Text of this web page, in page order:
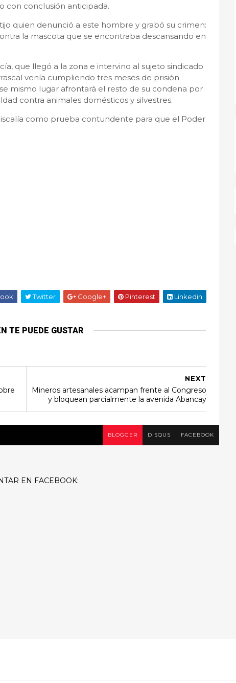
con conclusión anticipada.
quien denunció a este hombre y grabó su crimen:
la mascota que se encontraba descansando en
que llegó a la zona e intervino al sujeto sindicado
venía cumpliendo tres meses de prisión
mismo lugar afrontará el resto de su condena por
contra animales domésticos y silvestres.
como prueba contundente para que el Poder
Twitter Google+ Pinterest Linkedin
TE PUEDE GUSTAR
NEXT
Mineros artesanales acampan frente al Congreso
y bloquean parcialmente la avenida Abancay
BLOGGER DISQUS FACEBOOK
EN FACEBOOK: